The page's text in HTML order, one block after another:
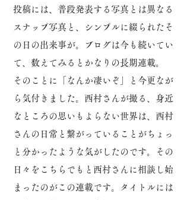
投稿には、普段発表する写真とは異なる
スナップ写真と、シンプルに綴られたそ
の日の出来事が。
ブログは今も続いてい
て、数えてみるとかなりの長期連載。
そのことに「なんか凄いぞ」と今更なが
ら気付きました。 西村さんが撮る、身近
なところの思いもよらない世界は、西村
さんの日常と繋がっていることがちょっ
と分かったような気がしたのです。
その
日々をこちらでもと西村さんに相談し始
まったのがこの連載です。
タイトルには